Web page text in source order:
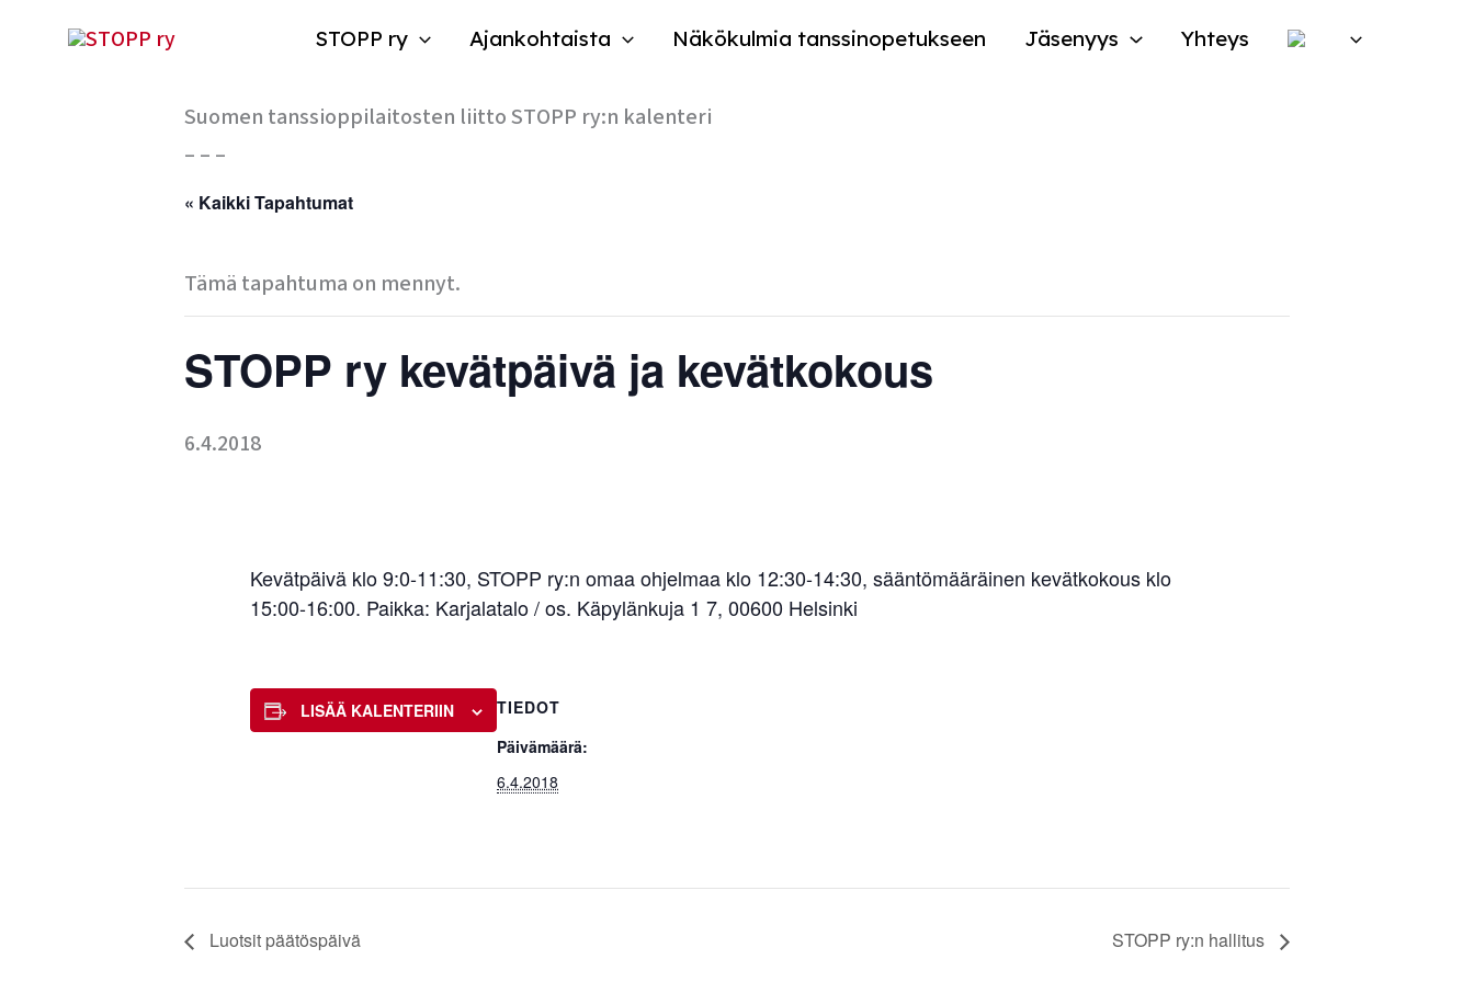
sisältöön
STOPP ry Ajankohtaista Näkökulmia tanssinopetukseen Jäsenyys Yhteys
Suomen tanssioppilaitosten liitto STOPP ry:n kalenteri
– – –
« Kaikki Tapahtumat
Tämä tapahtuma on mennyt.
STOPP ry kevätpäivä ja kevätkokous
6.4.2018
Kevätpäivä klo 9:0-11:30, STOPP ry:n omaa ohjelmaa klo 12:30-14:30, sääntömääräinen kevätkokous klo
15:00-16:00. Paikka: Karjalatalo / os. Käpylänkuja 1 7, 00600 Helsinki
LISÄÄ KALENTERIIN
TIEDOT
Päivämäärä:
6.4.2018
Luotsit päätöspäivä STOPP ry:n hallitus